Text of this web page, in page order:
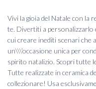
Vivi la gioia del Natale con la
te. Divertiti a personalizzarlo
cui creare inediti scenari che
un\\\’occasione unica per
spirito natalizio. Scopri tutte
Tutte realizzate in ceramica
collezionare! Usa